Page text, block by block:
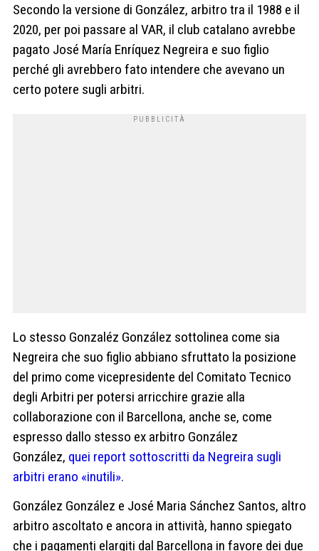
Secondo la versione di González, arbitro tra il 1988 e il
2020, per poi passare al VAR, il club catalano avrebbe
pagato José María Enríquez Negreira e suo figlio
perché gli avrebbero fato intendere che avevano un
certo potere sugli arbitri.
Lo stesso Gonzaléz González sottolinea come sia
Negreira che suo figlio abbiano sfruttato la posizione
del primo come vicepresidente del Comitato Tecnico
degli Arbitri per potersi arricchire grazie alla
collaborazione con il Barcellona, anche se, come
espresso dallo stesso ex arbitro González
González, quei report sottoscritti da Negreira sugli
arbitri erano «inutili».
González González e José Maria Sánchez Santos, altro
arbitro ascoltato e ancora in attività, hanno spiegato
che i pagamenti elargiti dal Barcellona in favore dei due